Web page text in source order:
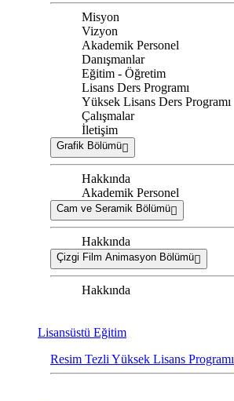
Misyon
Vizyon
Akademik Personel
Danışmanlar
Eğitim - Öğretim
Lisans Ders Programı
Yüksek Lisans Ders Programı
Çalışmalar
İletişim
Grafik Bölümü
Hakkında
Akademik Personel
Cam ve Seramik Bölümü
Hakkında
Çizgi Film Animasyon Bölümü
Hakkında
Lisansüstü Eğitim
Resim Tezli Yüksek Lisans Programı